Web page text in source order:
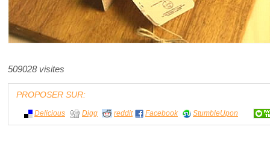
509028 visites
PROPOSER SUR:
Delicious Digg reddit Facebook StumbleUpon